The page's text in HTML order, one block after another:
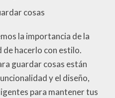
cosas
la importancia de la
de hacerlo con estilo.
guardar cosas están
y el diseño,
para mantener tus